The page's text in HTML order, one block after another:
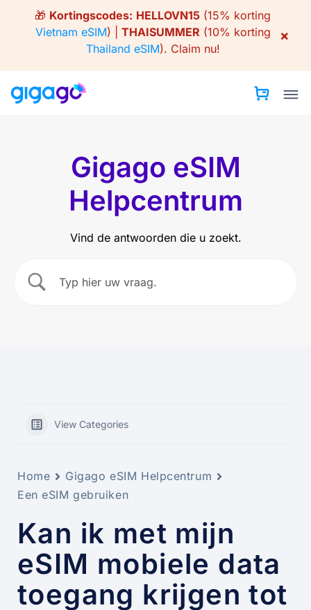
🎁 Kortingscodes: HELLOVN15 (15% korting
Vietnam eSIM) | THAISUMMER (10% korting
Thailand eSIM). Claim nu!
×
Gigago eSIM
Helpcentrum
Vind de antwoorden die u zoekt.
View Categories
Home
Gigago eSIM Helpcentrum
Een eSIM gebruiken
Kan ik met mijn
eSIM mobiele data
toegang krijgen tot